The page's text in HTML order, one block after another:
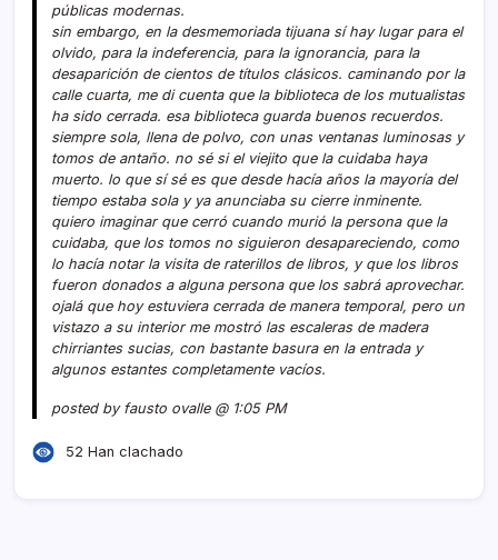
públicas modernas.
sin embargo, en la desmemoriada tijuana sí­ hay lugar para el
olvido, para la indeferencia, para la ignorancia, para la
desaparición de cientos de tí­tulos clásicos. caminando por la
calle cuarta, me di cuenta que la biblioteca de los mutualistas
ha sido cerrada. esa biblioteca guarda buenos recuerdos.
siempre sola, llena de polvo, con unas ventanas luminosas y
tomos de antaño. no sé si el viejito que la cuidaba haya
muerto. lo que sí­ sé es que desde hací­a años la mayorí­a del
tiempo estaba sola y ya anunciaba su cierre inminente.
quiero imaginar que cerró cuando murió la persona que la
cuidaba, que los tomos no siguieron desapareciendo, como
lo hací­a notar la visita de raterillos de libros, y que los libros
fueron donados a alguna persona que los sabrá aprovechar.
ojalá que hoy estuviera cerrada de manera temporal, pero un
vistazo a su interior me mostró las escaleras de madera
chirriantes sucias, con bastante basura en la entrada y
algunos estantes completamente vací­os.
posted by fausto ovalle @ 1:05 PM
52 Han clachado